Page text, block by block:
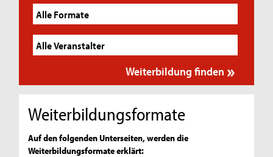
Weiterbildungsformate
Auf den folgenden Unterseiten, werden die
Weiterbildungsformate erklärt: